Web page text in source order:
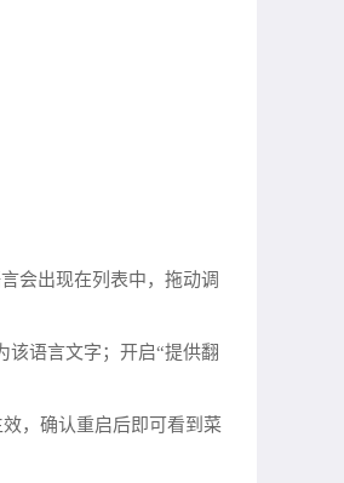
会出现在列表中，拖动调
该语言文字；开启“提供翻
，确认重启后即可看到菜